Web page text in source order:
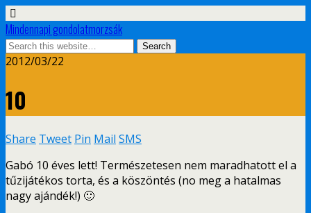
Mindennapi gondolatmorzsák
2012/03/22
10
Share Tweet Pin Mail SMS
Gabó 10 éves lett! Természetesen nem maradhatott el a
tűzijátékos torta, és a köszöntés (no meg a hatalmas
nagy ajándék!) 🙂